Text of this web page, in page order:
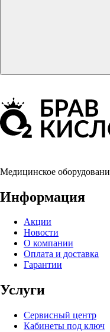
Медицинское
Информация
Акции
Новости
О компании
Оплата и доставка
Гарантии
Услуги
Сервисный центр
Кабинеты под ключ